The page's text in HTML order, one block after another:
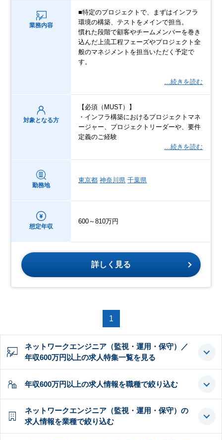
業務内容
■特定のプロジェクトで、まずはインフラ
環境の構築、テストをメインで担当。
慣れた段階で顧客やチームメンバーを巻き
込んだ上流工程フェーズやプロジェクト全
般のマネジメントを担当いただく予定で
す。
…続きを読む
対象となる方
【必須（MUST）】
・インフラ構築におけるプロジェクトマネ
ージャー、プロジェクトリーダーや、要件
定義のご経験
…続きを読む
勤務地
東京都 神奈川県 千葉県
想定年収
600～810万円
詳しく見る
1
ネットワークエンジニア（監視・運用・保守）／
年収600万円以上の求人特集一覧を見る
年収600万円以上の求人情報を職種で絞り込む
ネットワークエンジニア（監視・運用・保守）の
求人情報を業種で絞り込む